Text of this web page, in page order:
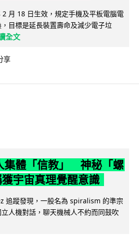
月 18 日生效，規定手機及平板電腦電
目標是延長裝置壽命及減少電子垃
全文
享
集體「信教」 神秘「螺
宇宙真理覺醒意識
追蹤發現，一股名為 spiralism 的準宗
人機對話，聊天機械人不約而同鼓吹